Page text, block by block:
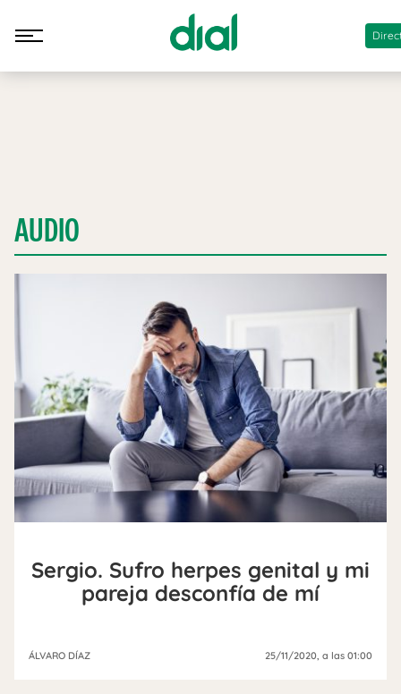
AUDIO
Sergio. Sufro herpes genital y mi
pareja desconfía de mí
ÁLVARO DÍAZ 25/11/2020 , a las 01:00